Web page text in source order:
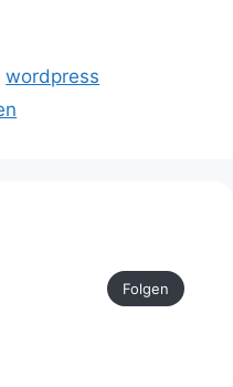
wordpress
Folgen